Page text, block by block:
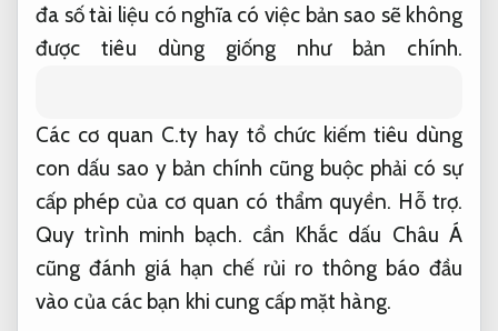
đa số tài liệu có nghĩa có việc bản sao sẽ không
được tiêu dùng giống như bản chính.